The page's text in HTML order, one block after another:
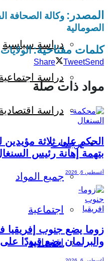
دراسة سياسية
دراسة
دراسة
ترجمات
جميع المواد
اجتماعية
اقتصادية
المصدر: وكالة الصحافة
الصومالية
كلمات مفتاحية:
Share TweetSend
مواد ذات صلة
الحكم على ثلاثة
بتهمة إهانة رئيس
أغسطس 6, 2026
زوما يضع جنوب إفريقيا
والبرلمان يضع قيودًا